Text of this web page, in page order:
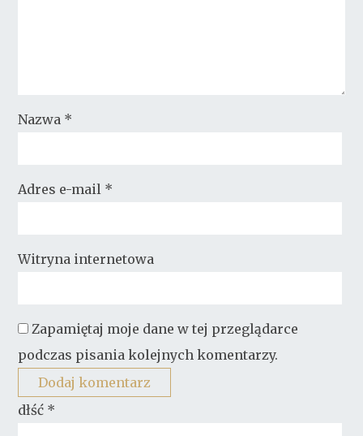
Nazwa *
Adres e-mail *
Witryna internetowa
Zapamiętaj moje dane w tej przeglądarce
podczas pisania kolejnych komentarzy.
dłść *